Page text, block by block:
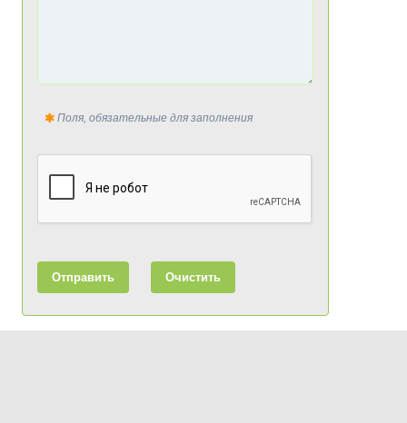
Поля, обязательные для заполнения
Отправить Очистить